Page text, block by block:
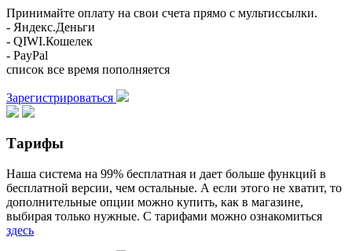
Принимайте оплату на свои счета прямо с мультиссылки.
- Яндекс.Деньги
- QIWI.Кошелек
- PayPal
список все время пополняется
Зарегистрироваться
Тарифы
Наша система на 99% бесплатная и дает больше функций в
бесплатной версии, чем остальные. А если этого не хватит, то
дополнительные опции можно купить, как в магазине,
выбирая только нужные. С тарифами можно ознакомиться
здесь